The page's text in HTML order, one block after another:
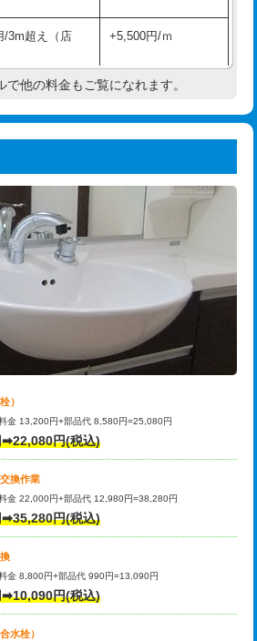
10㎝超え）
まで） 27,500円
㎝超え） 38,500円
38,500円
現場見積
での価格です。
工)
止め) 3,300円
具設置) 5,500円
用（バンド止
5,500円
・埋め戻し作
11,000円
VP・HI）使
33,000円
VP・HI）使
グ鋼管・銅
/3ｍまで)
44,000円
グ鋼管・銅
/3ｍ超え)
・埋め戻し作
事/3ｍまで） 55,000円
管工事/3ｍ超
埋め戻し作業）
満）
3m超え（店
+5,500円/ｍ
現地調査
超え +3,300円
33,000円
処理・清掃・修
ど（軽作業）
11,000円
処理・清掃・修
ど（中作業）
22,000円
処理・清掃・修
など（重作業）
33,000円
付・デッキ
で他の料金もご覧になれます。
）
金 13,200円+部品代 8,580円=25,080円
円(税込)
換作業
金 22,000円+部品代 12,980円=38,280円
円(税込)
金 8,800円+部品代 990円=13,090円
円(税込)
水栓）